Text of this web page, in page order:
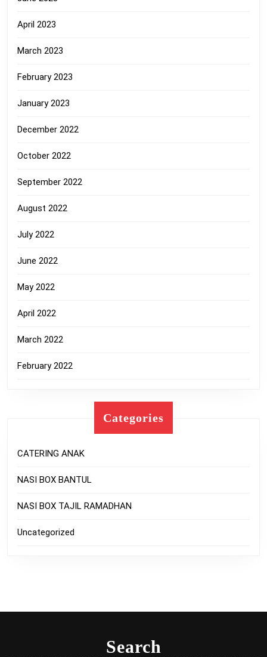
April 2023
March 2023
February 2023
January 2023
December 2022
October 2022
September 2022
August 2022
July 2022
June 2022
May 2022
April 2022
March 2022
February 2022
Categories
CATERING ANAK
NASI BOX BANTUL
NASI BOX TAJIL RAMADHAN
Uncategorized
Search